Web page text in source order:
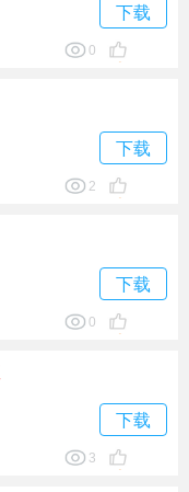
下载
0
下载
2
下载
0
下载
3